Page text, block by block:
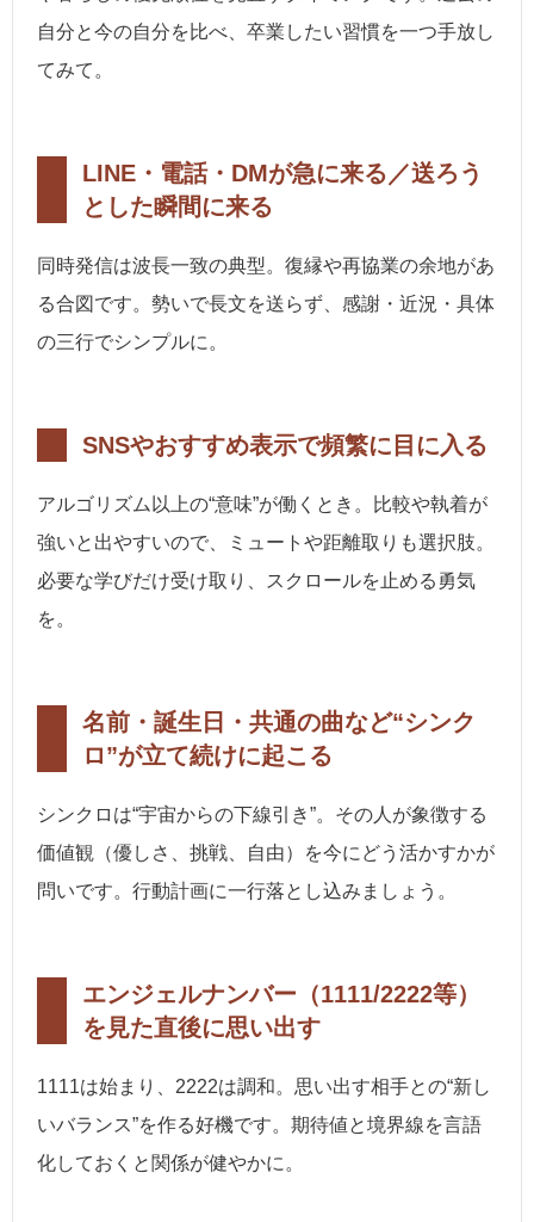
自分と今の自分を比べ、卒業したい習慣を一つ手放し
てみて。
LINE・電話・DMが急に来る／送ろう
とした瞬間に来る
同時発信は波長一致の典型。復縁や再協業の余地があ
る合図です。勢いで長文を送らず、感謝・近況・具体
の三行でシンプルに。
SNSやおすすめ表示で頻繁に目に入る
アルゴリズム以上の“意味”が働くとき。比較や執着が
強いと出やすいので、ミュートや距離取りも選択肢。
必要な学びだけ受け取り、スクロールを止める勇気
を。
名前・誕生日・共通の曲など“シンク
ロ”が立て続けに起こる
シンクロは“宇宙からの下線引き”。その人が象徴する
価値観（優しさ、挑戦、自由）を今にどう活かすかが
問いです。行動計画に一行落とし込みましょう。
エンジェルナンバー（1111/2222等）
を見た直後に思い出す
1111は始まり、2222は調和。思い出す相手との“新し
いバランス”を作る好機です。期待値と境界線を言語
化しておくと関係が健やかに。